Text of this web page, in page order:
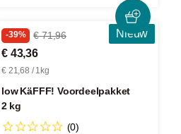
Nieuw
-39% € 71,96
€ 43,36
€ 21,68 / 1kg
low KäFFF! Voordeelpakket
2 kg
(0)